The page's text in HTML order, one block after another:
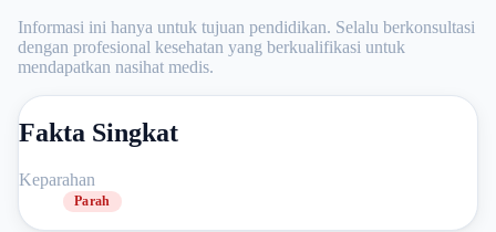
Informasi ini hanya untuk tujuan pendidikan. Selalu berkonsultasi
dengan profesional kesehatan yang berkualifikasi untuk
mendapatkan nasihat medis.
Fakta Singkat
Keparahan
Parah